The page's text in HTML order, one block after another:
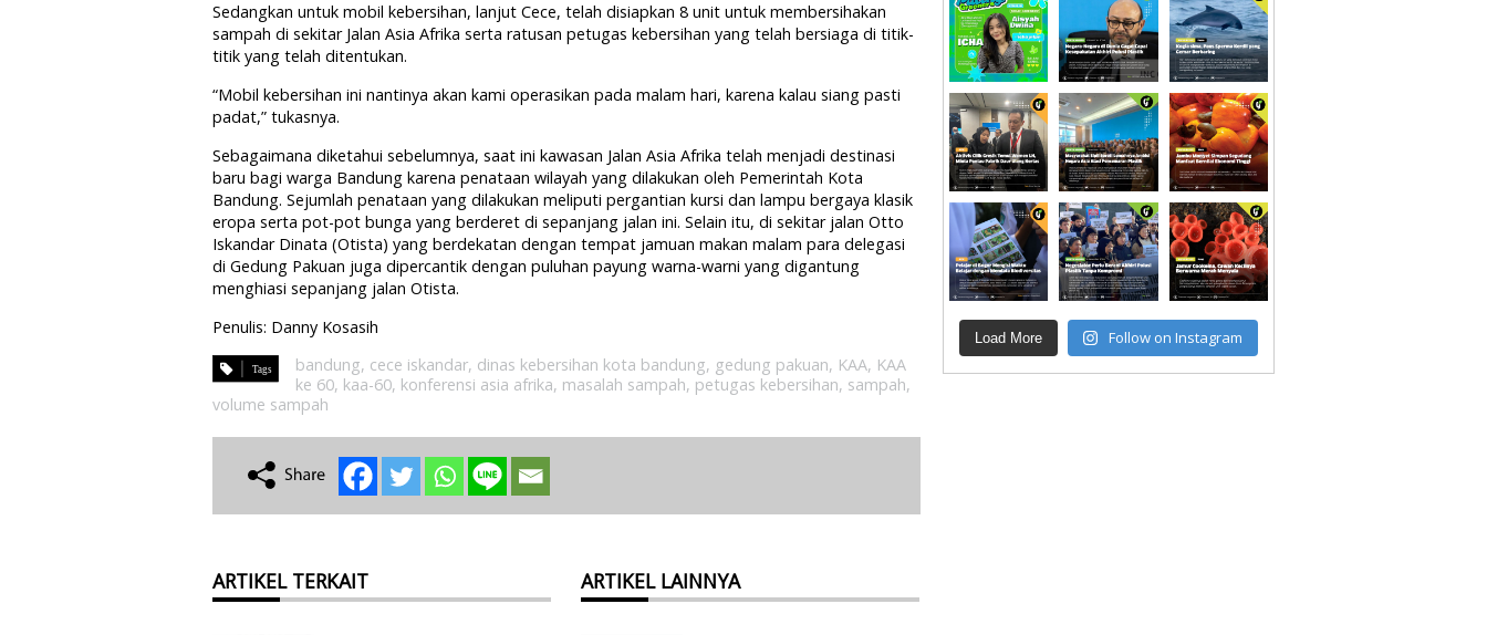
Sedangkan untuk mobil kebersihan, lanjut Cece, telah disiapkan 8 unit untuk membersihakan
sampah di sekitar Jalan Asia Afrika serta ratusan petugas kebersihan yang telah bersiaga di titik-
titik yang telah ditentukan.
“Mobil kebersihan ini nantinya akan kami operasikan pada malam hari, karena kalau siang pasti
padat,” tukasnya.
Sebagaimana diketahui sebelumnya, saat ini kawasan Jalan Asia Afrika telah menjadi destinasi
baru bagi warga Bandung karena penataan wilayah yang dilakukan oleh Pemerintah Kota
Bandung. Sejumlah penataan yang dilakukan meliputi pergantian kursi dan lampu bergaya klasik
eropa serta pot-pot bunga yang berderet di sepanjang jalan ini. Selain itu, di sekitar jalan Otto
Iskandar Dinata (Otista) yang berdekatan dengan tempat jamuan makan malam para delegasi
di Gedung Pakuan juga dipercantik dengan puluhan payung warna-warni yang digantung
menghiasi sepanjang jalan Otista.
Penulis: Danny Kosasih
bandung, cece iskandar, dinas kebersihan kota bandung, gedung pakuan, KAA, KAA
ke 60, kaa-60, konferensi asia afrika, masalah sampah, petugas kebersihan, sampah,
volume sampah
ARTIKEL TERKAIT ARTIKEL LAINNYA
Load More Follow on Instagram